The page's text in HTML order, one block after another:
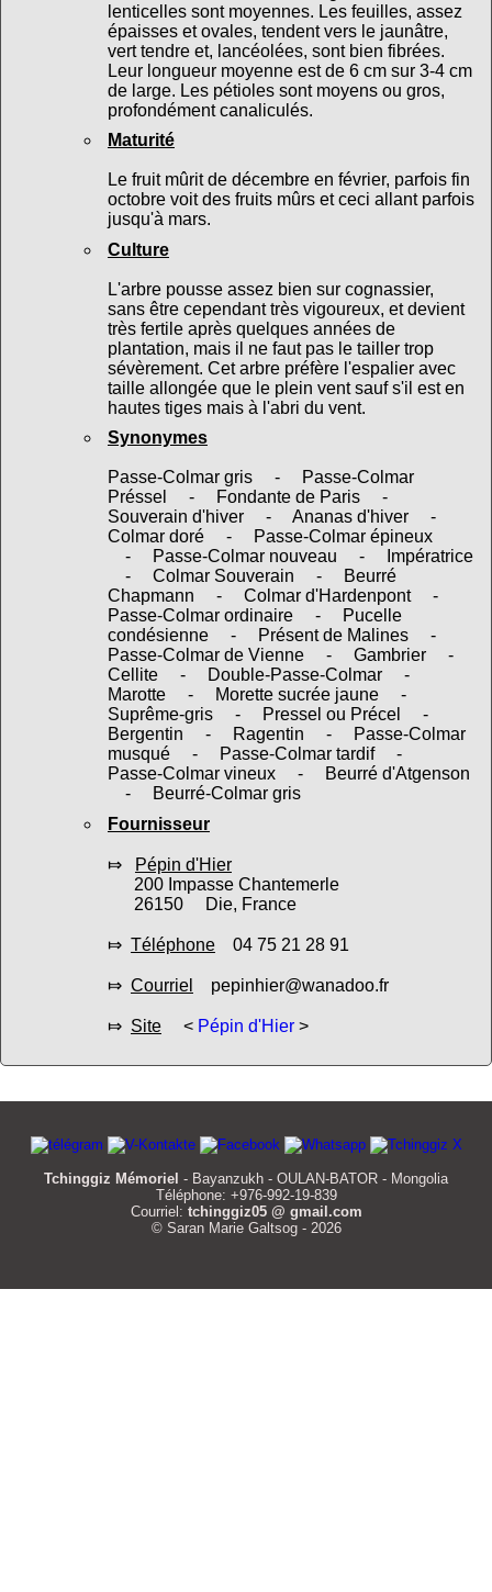
lenticelles sont moyennes. Les feuilles, assez
épaisses et ovales, tendent vers le jaunâtre,
vert tendre et, lancéolées, sont bien fibrées.
Leur longueur moyenne est de 6 cm sur 3-4 cm
de large. Les pétioles sont moyens ou gros,
profondément canaliculés.
Maturité
Le fruit mûrit de décembre en février, parfois fin
octobre voit des fruits mûrs et ceci allant parfois
jusqu'à mars.
Culture
L'arbre pousse assez bien sur cognassier,
sans être cependant très vigoureux, et devient
très fertile après quelques années de
plantation, mais il ne faut pas le tailler trop
sévèrement. Cet arbre préfère l'espalier avec
taille allongée que le plein vent sauf s'il est en
hautes tiges mais à l'abri du vent.
Synonymes
Passe-Colmar gris - Passe-Colmar
Préssel - Fondante de Paris -
Souverain d'hiver - Ananas d'hiver -
Colmar doré - Passe-Colmar épineux
- Passe-Colmar nouveau - Impératrice
- Colmar Souverain - Beurré
Chapmann - Colmar d'Hardenpont -
Passe-Colmar ordinaire - Pucelle
condésienne - Présent de Malines -
Passe-Colmar de Vienne - Gambrier -
Cellite - Double-Passe-Colmar -
Marotte - Morette sucrée jaune -
Suprême-gris - Pressel ou Précel -
Bergentin - Ragentin - Passe-Colmar
musqué - Passe-Colmar tardif -
Passe-Colmar vineux - Beurré d'Atgenson
- Beurré-Colmar gris
Fournisseur
⤇
Pépin d'Hier
200 Impasse Chantemerle
26150 Die, France
⤇ Téléphone04 75 21 28 91
⤇ Courriel pepinhier@wanadoo.fr
⤇ Site< Pépin d'Hier>
Tchinggiz Mémoriel - Bayanzukh - OULAN-BATOR - Mongolia
Téléphone: +976-992-19-839
Courriel: tchinggiz05 @ gmail.com
© Saran Marie Galtsog - 2026